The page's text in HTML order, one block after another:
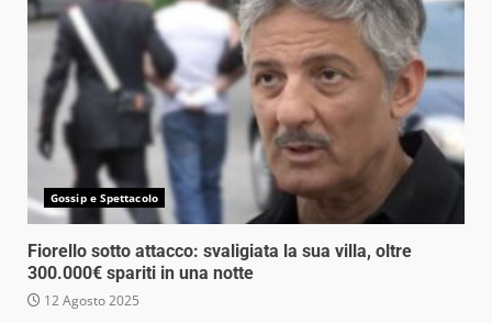
Gossip e Spettacolo
Fiorello sotto attacco: svaligiata la sua villa, oltre
300.000€ spariti in una notte
12 Agosto 2025